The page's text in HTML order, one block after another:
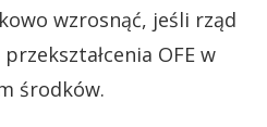
wzrosnąć, jeśli rząd
OFE w
środków.